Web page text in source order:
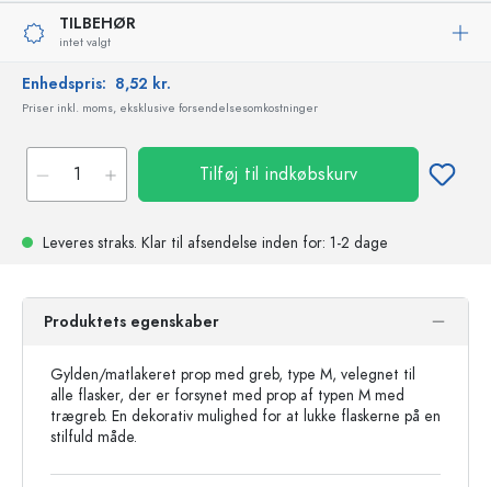
TILBEHØR
intet valgt
Enhedspris: 8,52 kr.
Priser inkl. moms, eksklusive forsendelsesomkostninger
Tilføj til indkøbskurv
Leveres straks. Klar til afsendelse inden for: 1-2 dage
Produktets egenskaber
Gylden/matlakeret prop med greb, type M, velegnet til
alle flasker, der er forsynet med prop af typen M med
trægreb. En dekorativ mulighed for at lukke flaskerne på en
stilfuld måde.